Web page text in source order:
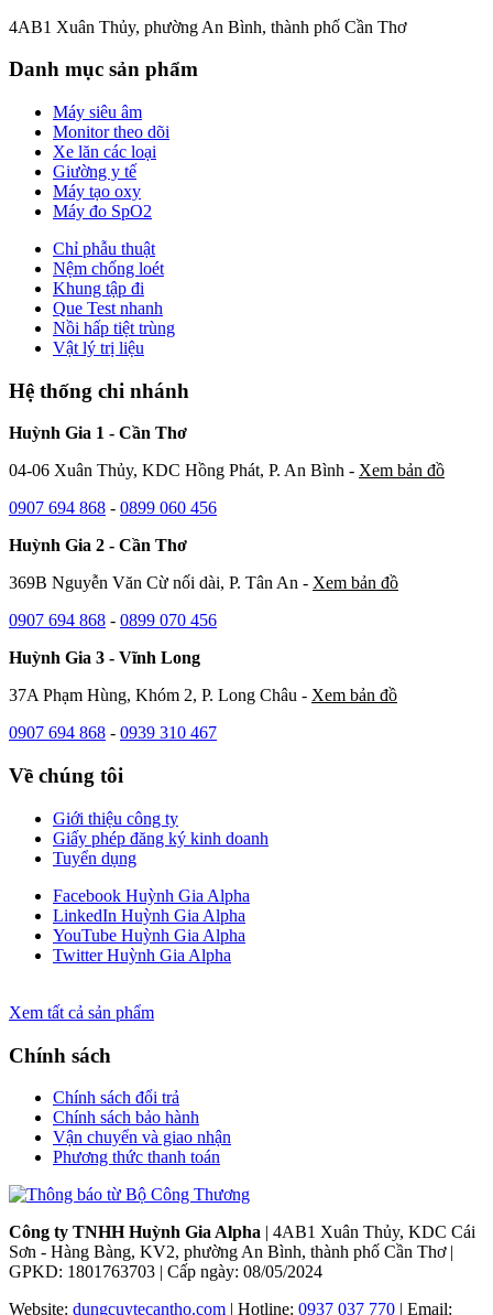
4AB1 Xuân Thủy, phường An Bình, thành phố Cần Thơ
Danh mục sản phẩm
Máy siêu âm
Monitor theo dõi
Xe lăn các loại
Giường y tế
Máy tạo oxy
Máy đo SpO2
Chỉ phẫu thuật
Nệm chống loét
Khung tập đi
Que Test nhanh
Nồi hấp tiệt trùng
Vật lý trị liệu
Hệ thống chi nhánh
Huỳnh Gia 1 - Cần Thơ
04-06 Xuân Thủy, KDC Hồng Phát, P. An Bình - Xem bản đồ
0907 694 868 - 0899 060 456
Huỳnh Gia 2 - Cần Thơ
369B Nguyễn Văn Cừ nối dài, P. Tân An - Xem bản đồ
0907 694 868 - 0899 070 456
Huỳnh Gia 3 - Vĩnh Long
37A Phạm Hùng, Khóm 2, P. Long Châu - Xem bản đồ
0907 694 868 - 0939 310 467
Về chúng tôi
Giới thiệu công ty
Giấy phép đăng ký kinh doanh
Tuyển dụng
Facebook Huỳnh Gia Alpha
LinkedIn Huỳnh Gia Alpha
YouTube Huỳnh Gia Alpha
Twitter Huỳnh Gia Alpha
Xem tất cả sản phẩm
Chính sách
Chính sách đổi trả
Chính sách bảo hành
Vận chuyển và giao nhận
Phương thức thanh toán
Công ty TNHH Huỳnh Gia Alpha | 4AB1 Xuân Thủy, KDC Cái
Sơn - Hàng Bàng, KV2, phường An Bình, thành phố Cần Thơ |
GPKD: 1801763703 | Cấp ngày: 08/05/2024
Website: dungcuytecantho.com | Hotline: 0937 037 770 | Email: